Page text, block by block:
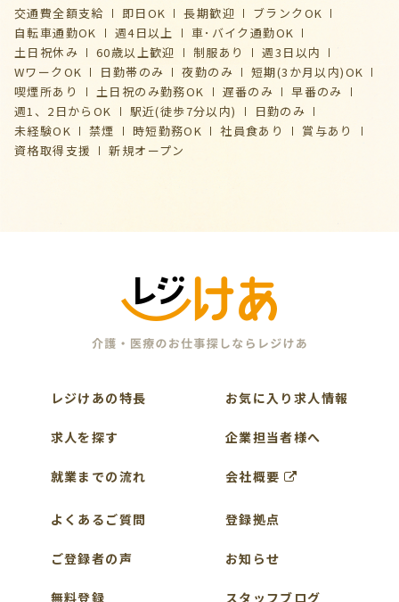
交通費全額支給 即日OK 長期歓迎
ブランクOK
自転車通勤OK
週4日以上
車･バイク通勤OK
土日祝休み
60歳以上歓迎 制服あり
週3日以内
WワークOK
日勤帯のみ 夜勤のみ
短期(3か月以内)OK
喫煙所あり
土日祝のみ勤務OK 遅番のみ
早番のみ
週1、2日からOK
駅近(徒歩7分以内)
日勤のみ
未経験OK
禁煙 時短勤務OK 社員食あり
賞与あり
資格取得支援
新規オープン
レジけあの特長
求人を探す
就業までの流れ
よくあるご質問
ご登録者の声
無料登録
お気に入り求人情報
企業担当者様へ
会社概要
登録拠点
お知らせ
スタッフブログ